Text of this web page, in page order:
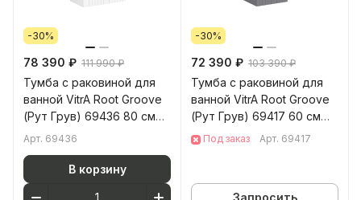
-30%
78 390 ₽ 111 990 ₽
Тумба с раковиной для
ванной VitrA Root Groove
(Рут Грув) 69436 80 см
матовая белая МДФ
Арт. 69436
В корзину
-30%
72 390 ₽ 103 390 ₽
Тумба с раковиной для
ванной VitrA Root Groove
(Рут Грув) 69417 60 см
матовая серая МДФ
Под заказ Арт. 69417
Запросить